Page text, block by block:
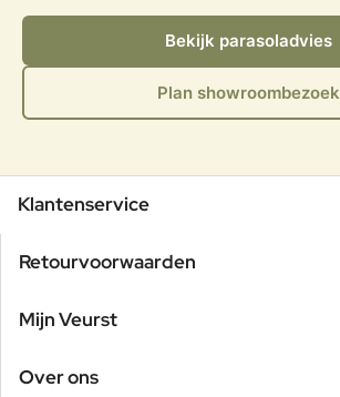
Bekijk parasoladvies
Plan showroombezoek
Klantenservice
Retourvoorwaarden
Mijn Veurst
Over ons